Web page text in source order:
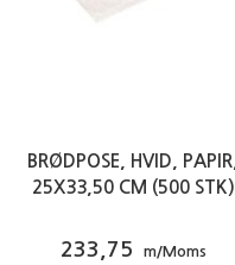
BRØDPOSE, HVID, PAPIR,
25X33,50 CM (500 STK)
233,75
m/Moms